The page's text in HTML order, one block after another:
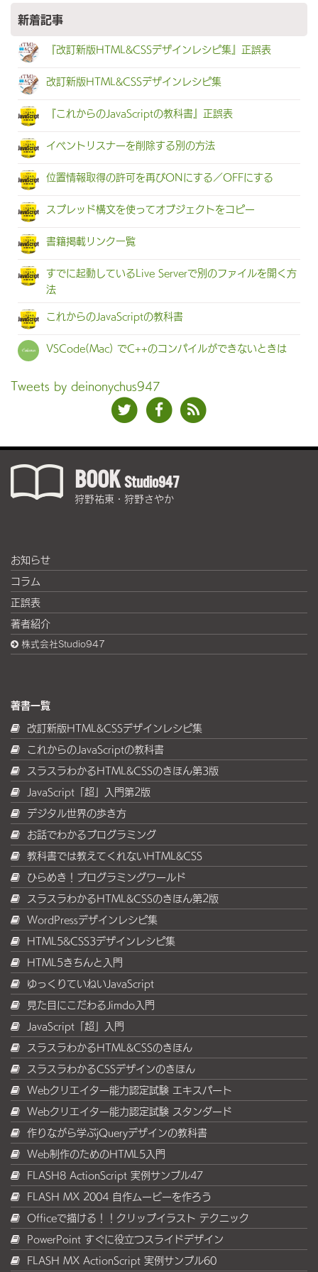
新着記事
『改訂新版HTML&CSSデザインレシピ集』正誤表
改訂新版HTML&CSSデザインレシピ集
『これからのJavaScriptの教科書』正誤表
イベントリスナーを削除する別の方法
位置情報取得の許可を再びONにする／OFFにする
スプレッド構文を使ってオブジェクトをコピー
書籍掲載リンク一覧
すでに起動しているLive Serverで別のファイルを開く方
法
これからのJavaScriptの教科書
VSCode(Mac) でC++のコンパイルができないときは
Tweets by deinonychus947
BOOKStudio947
狩野祐東・狩野さやか
お知らせ
コラム
正誤表
著者紹介
株式会社Studio947
著書一覧
改訂新版HTML&CSSデザインレシピ集
これからのJavaScriptの教科書
スラスラわかるHTML&CSSのきほん第3版
JavaScript「超」入門第2版
デジタル世界の歩き方
お話でわかるプログラミング
教科書では教えてくれないHTML&CSS
ひらめき！プログラミングワールド
スラスラわかるHTML&CSSのきほん第2版
WordPressデザインレシピ集
HTML5&CSS3デザインレシピ集
HTML5きちんと入門
ゆっくりていねいJavaScript
見た目にこだわるJimdo入門
JavaScript「超」入門
スラスラわかるHTML&CSSのきほん
スラスラわかるCSSデザインのきほん
Webクリエイター能力認定試験 エキスパート
Webクリエイター能力認定試験 スタンダード
作りながら学ぶjQueryデザインの教科書
Web制作のためのHTML5入門
FLASH8 ActionScript 実例サンプル47
FLASH MX 2004 自作ムービーを作ろう
Officeで描ける！！クリップイラスト テクニック
PowerPoint すぐに役立つスライドデザイン
FLASH MX ActionScript 実例サンプル60